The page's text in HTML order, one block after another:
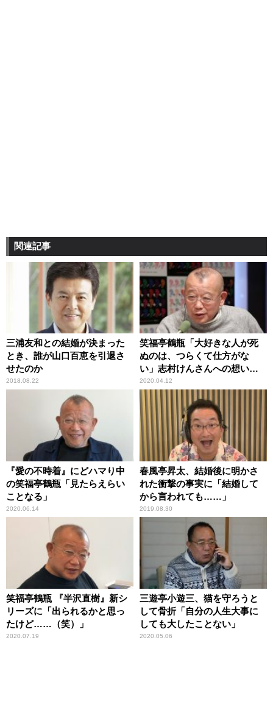
関連記事
三浦友和との結婚が決まった
とき、誰が山口百恵を引退さ
せたのか
2018.08.22
笑福亭鶴瓶「大好きな人が死
ぬのは、つらくて仕方がな
い」志村けんさんへの想いを
語る
2020.04.12
『愛の不時着』にどハマり中
の笑福亭鶴瓶「見たらえらい
ことなる」
2020.06.14
春風亭昇太、結婚後に明かさ
れた衝撃の事実に「結婚して
から言われても……」
2019.08.30
笑福亭鶴瓶 『半沢直樹』新シ
リーズに「出られるかと思っ
たけど……（笑）」
2020.07.19
三遊亭小遊三、猫を守ろうと
して骨折「自分の人生大事に
しても大したことない」
2020.05.06